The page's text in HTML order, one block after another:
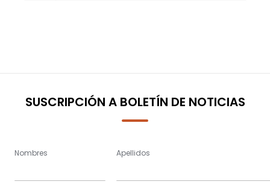
SUSCRIPCIÓN A BOLETÍN DE NOTICIAS
Nombres Apellidos